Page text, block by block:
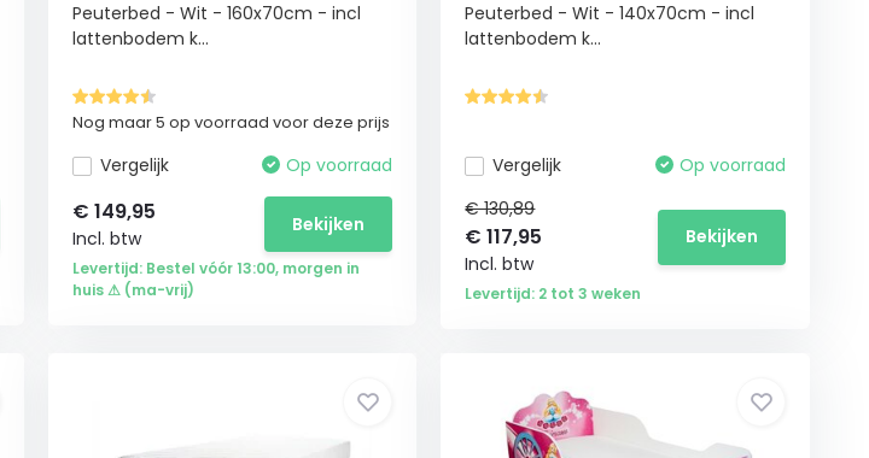
Peuterbed - Wit - 160x70cm - incl
lattenbodem k...
Nog maar 5 op voorraad voor deze prijs
Vergelijk Op voorraad
€ 149,95
Incl. btw
Bekijken
Levertijd: Bestel vóór 13:00, morgen in
huis ⚠ (ma-vrij)
Peuterbed - Wit - 140x70cm - incl
lattenbodem k...
Vergelijk
Op voorraad
€ 130,89
€ 117,95
Incl. btw
Bekijken
Levertijd: 2 tot 3 weken